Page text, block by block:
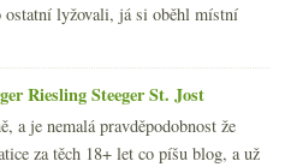
lyžovali, já si oběhl místní
Riesling Steeger St. Jost
a je nemalá pravděpodobnost že
za těch 18+ let co píšu blog, a už